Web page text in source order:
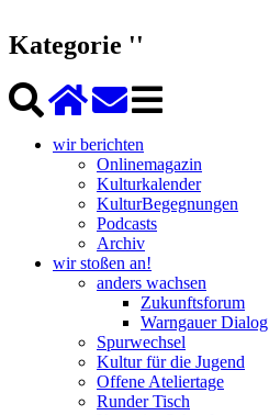
Kategorie ''
wir berichten
Onlinemagazin
Kulturkalender
KulturBegegnungen
Podcasts
Archiv
wir stoßen an!
anders wachsen
Zukunftsforum
Warngauer Dialog
Spurwechsel
Kultur für die Jugend
Offene Ateliertage
Runder Tisch